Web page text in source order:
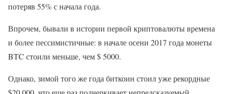
потеряв 55% с начала года.
Впрочем, бывали в истории первой криптовалюты времена
и более пессимистичные: в начале осени 2017 года монеты
BTC стоили меньше, чем $ 5000.
Однако, зимой того же года биткоин стоил уже рекордные